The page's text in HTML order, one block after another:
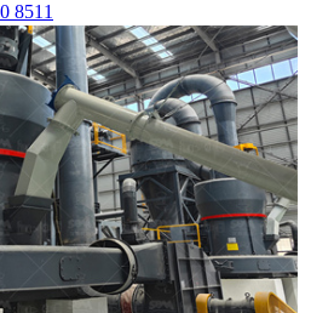
8511